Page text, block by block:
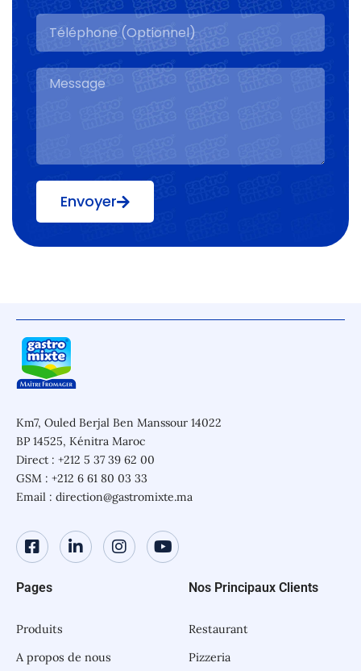
Envoyer
Km7, Ouled Berjal Ben Manssour 14022
BP 14525, Kénitra Maroc
Direct : +212 5 37 39 62 00
GSM : +212 6 61 80 03 33
Email : direction@gastromixte.ma
Pages
Produits
A propos de nous
Nos Principaux Clients
Restaurant
Pizzeria